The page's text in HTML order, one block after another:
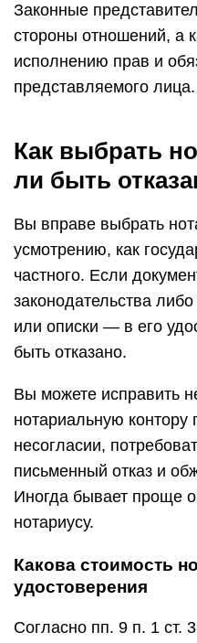
Законные
стороны отношений, а
исполнению прав и
представляемого лица.
Как выбрать
ли быть
Вы вправе выбрать
усмотрению, как
частного. Если
законодательства
или описки — в его
быть отказано.
Вы можете исправить
нотариальную контору
несогласии,
письменный отказ и
Иногда бывает проще
нотариусу.
Какова стоимость
удостоверения
Согласно пп. 9 п. 1 ст.